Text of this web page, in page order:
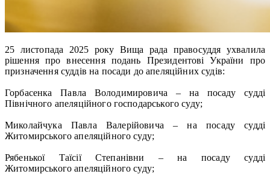
25 листопада 2025 року Вища рада правосуддя ухвалила
рішення про внесення подань Президентові України про
призначення суддів на посади до апеляційних судів:
Горбасенка Павла Володимировича – на посаду судді
Північного апеляційного господарського суду;
Миколайчука Павла Валерійовича – на посаду судді
Житомирського апеляційного суду;
Рябенької Таїсії Степанівни – на посаду судді
Житомирського апеляційного суду;